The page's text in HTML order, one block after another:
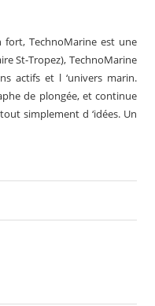
TechnoMarine est une
St-Tropez), TechnoMarine
actifs et l ‘univers marin.
de plongée, et continue
simplement d ‘idées. Un